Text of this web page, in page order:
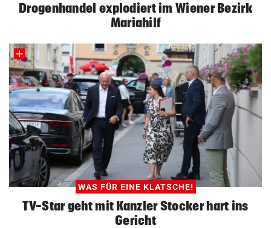
Drogenhandel explodiert im Wiener Bezirk
Mariahilf
WAS FÜR EINE KLATSCHE!
TV-Star geht mit Kanzler Stocker hart ins
Gericht